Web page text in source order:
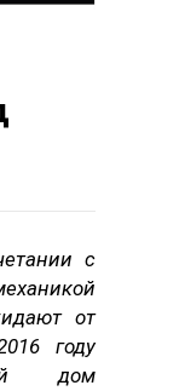
с
от
году
дом